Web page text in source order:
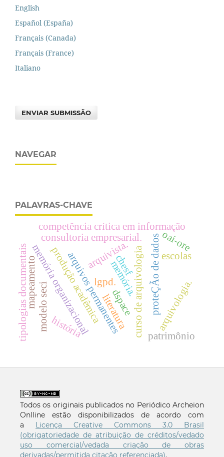
English
Español (España)
Français (Canada)
Français (France)
Italiano
ENVIAR SUBMISSÃO
NAVEGAR
PALAVRAS-CHAVE
curso de arquivologia
arquivos permanentes proteÇÃo de dados
lgpd.
consultoria empresarial.
memória organizacional
produção acadêmica
mapeamento
literatura
arquivista.
arquivologia.
competência crítica em informação
memória.
escolas
modelo seci
tipologias documentais chesf
história patrimônio
dspace
oai-ore
Todos os originais publicados no Periódico Archeion
Onlline estão disponibilizados de acordo com
a Licença Creative Commons 3.0 Brasil
(obrigatoriedade de atribuição de créditos/vedado
uso comercial/vedada criação de obras
derivadas/permitida citação referenciada).